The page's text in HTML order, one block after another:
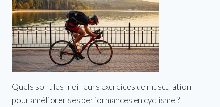
Quels sont les meilleurs exercices de musculation
pour améliorer ses performances en cyclisme ?